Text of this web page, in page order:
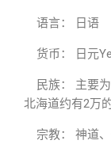
语言： 日语
货币： 日元
民族： 主要为
北海道约有2万
宗教： 神道